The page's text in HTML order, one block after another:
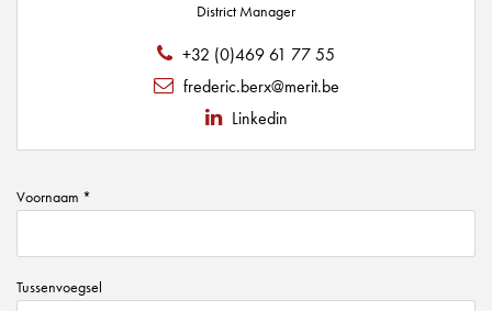
District Manager
+32 (0)469 61 77 55
frederic.berx@merit.be
Linkedin
Voornaam *
Tussenvoegsel